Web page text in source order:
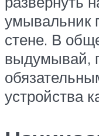
умывальник
стене. В
выдумывай,
устройства